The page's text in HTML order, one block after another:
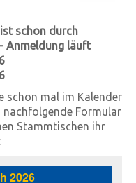
schon durch
- Anmeldung läuft
schon mal im Kalender
Formular
Stammtischen ihr